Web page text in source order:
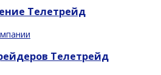
Телетрейд
Телетрейд